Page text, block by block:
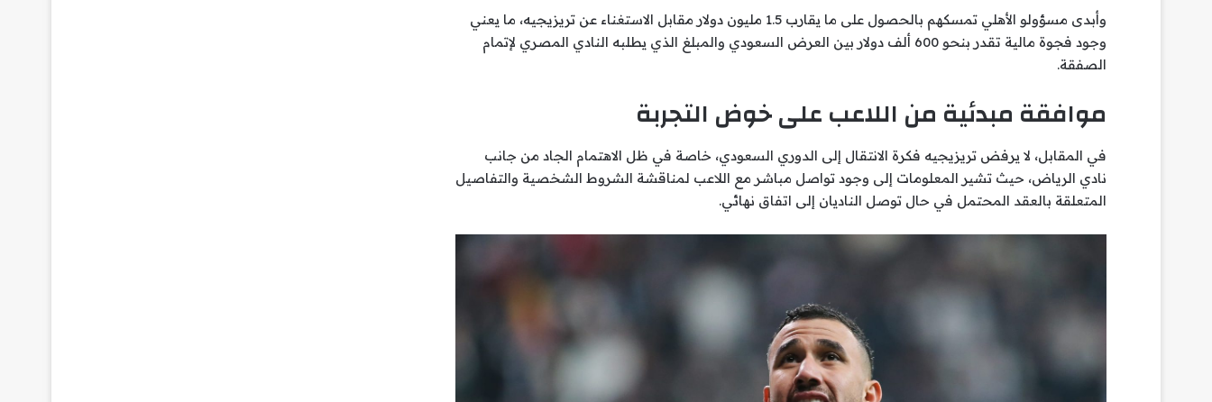
وأبدى مسؤولو الأهلي تمسكهم بالحصول على ما يقارب 1.5 مليون دولار مقابل الاستغناء عن تريزيجيه، ما يعني
وجود فجوة مالية تقدر بنحو 600 ألف دولار بين العرض السعودي والمبلغ الذي يطلبه النادي المصري لإتمام
الصفقة.
موافقة مبدئية من اللاعب على خوض التجربة
في المقابل، لا يرفض تريزيجيه فكرة الانتقال إلى الدوري السعودي، خاصة في ظل الاهتمام الجاد من جانب
نادي الرياض، حيث تشير المعلومات إلى وجود تواصل مباشر مع اللاعب لمناقشة الشروط الشخصية والتفاصيل
المتعلقة بالعقد المحتمل في حال توصل الناديان إلى اتفاق نهائي.